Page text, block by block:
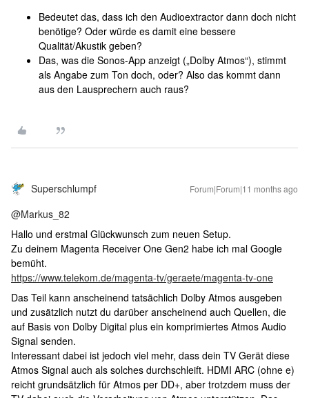
Bedeutet das, dass ich den Audioextractor dann doch nicht
benötige? Oder würde es damit eine bessere
Qualität/Akustik geben?
Das, was die Sonos-App anzeigt („Dolby Atmos“), stimmt
als Angabe zum Ton doch, oder? Also das kommt dann
aus den Lausprechern auch raus?
Superschlumpf Forum|Forum|11 months ago
@Markus_82
Hallo und erstmal Glückwunsch zum neuen Setup.
Zu deinem Magenta Receiver One Gen2 habe ich mal Google
bemüht.
https://www.telekom.de/magenta-tv/geraete/magenta-tv-one
Das Teil kann anscheinend tatsächlich Dolby Atmos ausgeben
und zusätzlich nutzt du darüber anscheinend auch Quellen, die
auf Basis von Dolby Digital plus ein komprimiertes Atmos Audio
Signal senden.
Interessant dabei ist jedoch viel mehr, dass dein TV Gerät diese
Atmos Signal auch als solches durchschleift. HDMI ARC (ohne e)
reicht grundsätzlich für Atmos per DD+, aber trotzdem muss der